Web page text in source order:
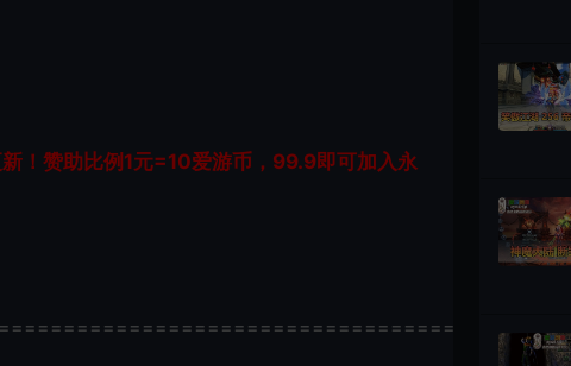
！赞助比例1元=10爱游币，99.9即可加入永